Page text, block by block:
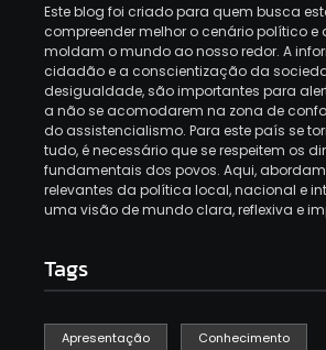
Este blog foi criado para quem busca
compreender melhor o cenário político
moldam o mundo ao nosso redor. A
cidadão e a conscientização da
desigualdade, são importantes para
a não se acomodarem na zona de
do assistencialismo. Para este país se
tudo, é necessário que se respeitem os
fundamentais dos povos. Aqui,
relevantes da política local, nacional e
uma visão de mundo clara, reflexiva e
Tags
Apresentação Conhecimento